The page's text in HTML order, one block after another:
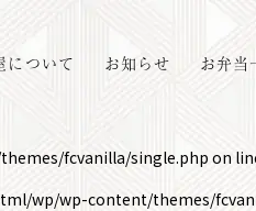
について お知らせ お弁当
fcvanilla/single.phpon
wp/wp-content/themes/